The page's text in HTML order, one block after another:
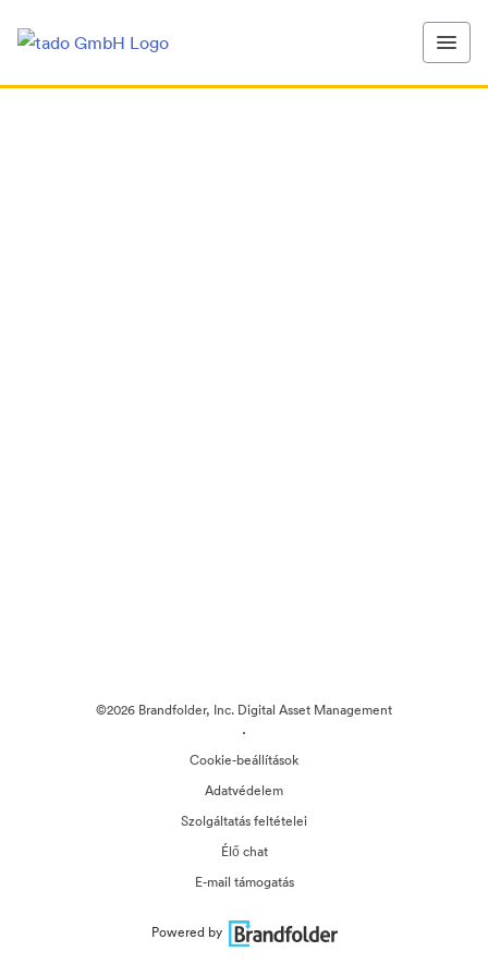
©2026 Brandfolder, Inc. Digital Asset Management
·
Cookie-beállítások
Adatvédelem
Szolgáltatás feltételei
Élő chat
E-mail támogatás
Powered by